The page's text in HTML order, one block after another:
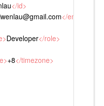
</id>
</email
>Developer</role>
>+8</timezone>